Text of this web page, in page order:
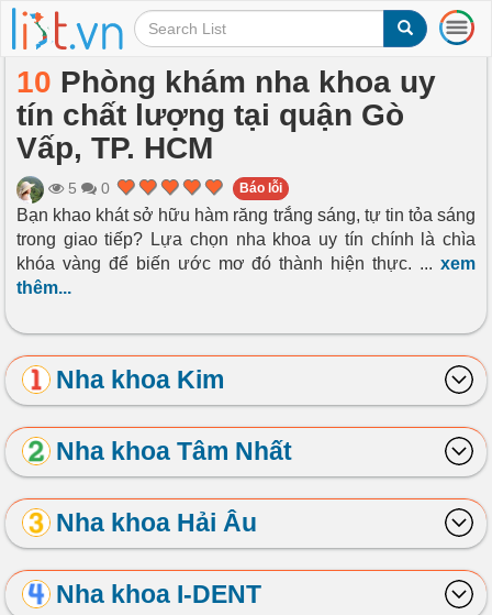
T
o
i
g
a
10 Phòng khám nha khoa uy
tín chất lượng tại quận Gò
Vấp, TP. HCM
5 0 Báo lỗi
Bạn khao khát sở hữu hàm răng trắng sáng, tự tin tỏa sáng
trong giao tiếp? Lựa chọn nha khoa uy tín chính là chìa
khóa vàng để biến ước mơ đó thành hiện thực. ...xem
thêm...
Nha khoa Kim
Nha khoa Tâm Nhất
Nha khoa Hải Âu
Nha khoa I-DENT